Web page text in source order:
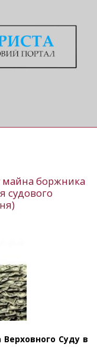
боржника
судового
Верховного Суду в